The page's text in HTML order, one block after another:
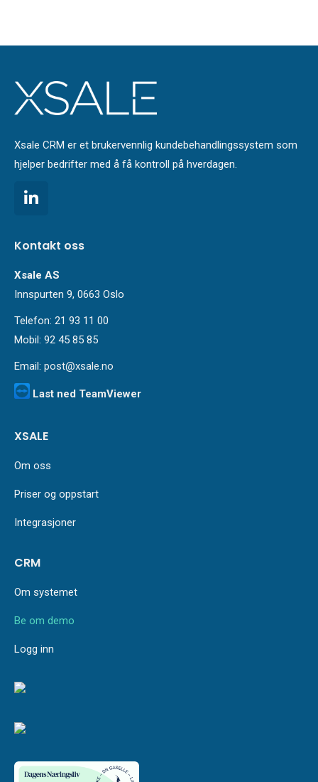
Xsale CRM er et brukervennlig kundebehandlingssystem som
hjelper bedrifter med å få kontroll på hverdagen.
Kontakt oss
Xsale AS
Innspurten 9, 0663 Oslo
Telefon: 21 93 11 00
Mobil: 92 45 85 85
Email: post@xsale.no
Last ned TeamViewer
XSALE
Om oss
Priser og oppstart
Integrasjoner
CRM
Om systemet
Be om demo
Logg inn